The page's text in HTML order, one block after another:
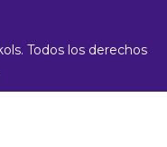
Todos los derechos